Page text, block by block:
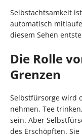
Selbstachtsamkeit
automatisch
diesem Sehen
Die Rolle
Grenzen
Selbstfürsorge wird
nehmen, Tee
sein. Aber
des Erschöpften.